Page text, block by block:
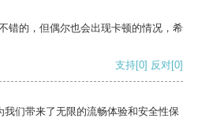
错的，但偶尔也会出现卡顿的情况，希
支持[0] 反对[0]
们带来了无限的流畅体验和安全性保